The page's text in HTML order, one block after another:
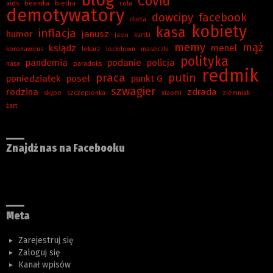
aids beemka biedra cola
demotywatory dieta dowcipy facebook
humor inflacja janusz jasiu kartki kasa kobiety
koronawirus ksiądz lekarz lockdown maseczki memy menel mąż
nasa pandemia paradoks podanie policja polityka
poniedziałek poseł praca punkt G putin redmik
rodzina skype szczepionka szwagier xiaomi zdrada
ziemniak
żart
Znajdź nas na Facebooku
Meta
Zarejestruj się
Zaloguj się
Kanał wpisów